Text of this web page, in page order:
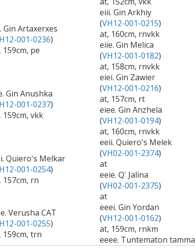
Gin Artaxerxes
001-0236)
159cm, pe
eiii. Gin Arkhiy
(VH12-001-0215)
at, 160cm, rnvkk
eiie. Gin Melica
(VH12-001-0182)
at, 158cm, rnvkk
Gin Anushka
001-0237)
159cm, vkk
eiei. Gin Zawier
(VH12-001-0216)
at, 157cm, rt
eiee. Gin Anzhela
(VH12-001-0194)
at, 160cm, rnvkk
Quiero's Melkar
001-0254)
157cm, rn
eeii. Quiero's Melek
(VH02-001-2374)
at
eeie. Q' Jalina
(VH02-001-2375)
at
Verusha CAT
001-0255)
159cm, trn
eeei. Gin Yordan
(VH12-001-0162)
at, 159cm, rnkm
eeee. Tuntematon tamma